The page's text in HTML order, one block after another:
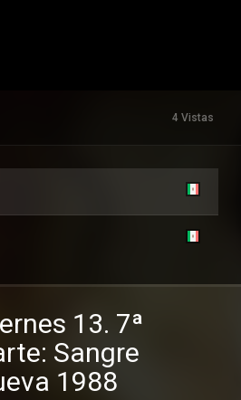
4 Vistas
13. 7ª
Sangre
1988